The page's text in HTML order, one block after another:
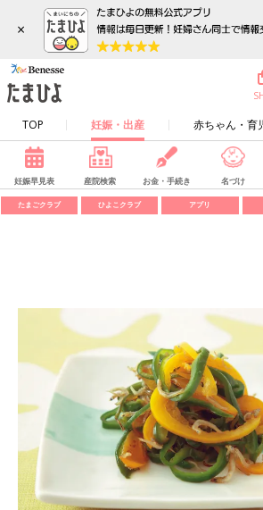
×
TOP 妊娠・出産 赤ちゃん・育
妊娠早見表 産院検索 お金・手続き 名づけ
たまごクラブ ひよこクラブ アプリ